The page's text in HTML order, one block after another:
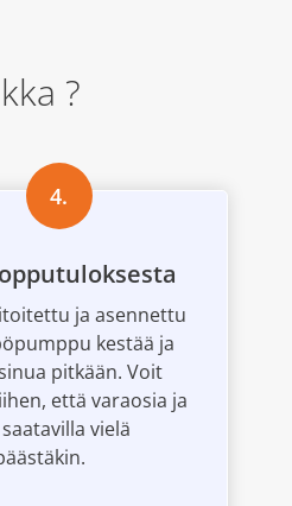
?
4.
ja asennettu
kestää ja
pitkään. Voit
että varaosia ja
vielä